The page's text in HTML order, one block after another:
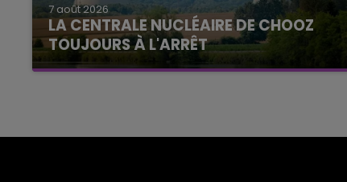
7 août 2026
LA CENTRALE NUCLÉAIRE DE CHOOZ
TOUJOURS À L'ARRÊT
Cela fait déjà une semaine que la centrale